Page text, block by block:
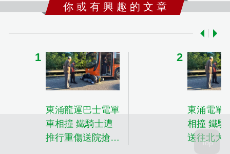
你 或 有 興 趣 的 文 章
東涌龍運巴士電單
車相撞 鐵騎士遭
推行重傷送院搶救
東涌電單
相撞 鐵騎
送往北大